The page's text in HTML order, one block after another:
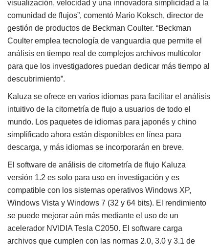
visualización, velocidad y una innovadora simplicidad a la
comunidad de flujos”, comentó Mario Koksch, director de
gestión de productos de Beckman Coulter. “Beckman
Coulter emplea tecnología de vanguardia que permite el
análisis en tiempo real de complejos archivos multicolor
para que los investigadores puedan dedicar más tiempo al
descubrimiento”.
Kaluza se ofrece en varios idiomas para facilitar el análisis
intuitivo de la citometría de flujo a usuarios de todo el
mundo. Los paquetes de idiomas para japonés y chino
simplificado ahora están disponibles en línea para
descarga, y más idiomas se incorporarán en breve.
El software de análisis de citometría de flujo Kaluza
versión 1.2 es solo para uso en investigación y es
compatible con los sistemas operativos Windows XP,
Windows Vista y Windows 7 (32 y 64 bits). El rendimiento
se puede mejorar aún más mediante el uso de un
acelerador NVIDIA Tesla C2050. El software carga
archivos que cumplen con las normas 2.0, 3.0 y 3.1 de